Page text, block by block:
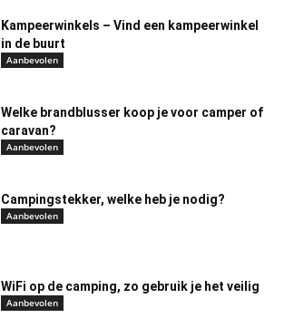
Kampeerwinkels – Vind een kampeerwinkel
in de buurt
Aanbevolen
Welke brandblusser koop je voor camper of
caravan?
Aanbevolen
Campingstekker, welke heb je nodig?
Aanbevolen
WiFi op de camping, zo gebruik je het veilig
Aanbevolen